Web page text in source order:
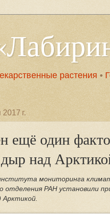
растения •
г.
ещё один
над
мониторинга
отделения РАН установили
Арктикой.